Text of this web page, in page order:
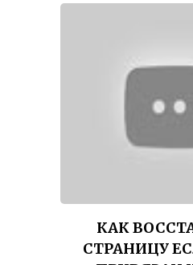
КАК
СТРАНИЦУ